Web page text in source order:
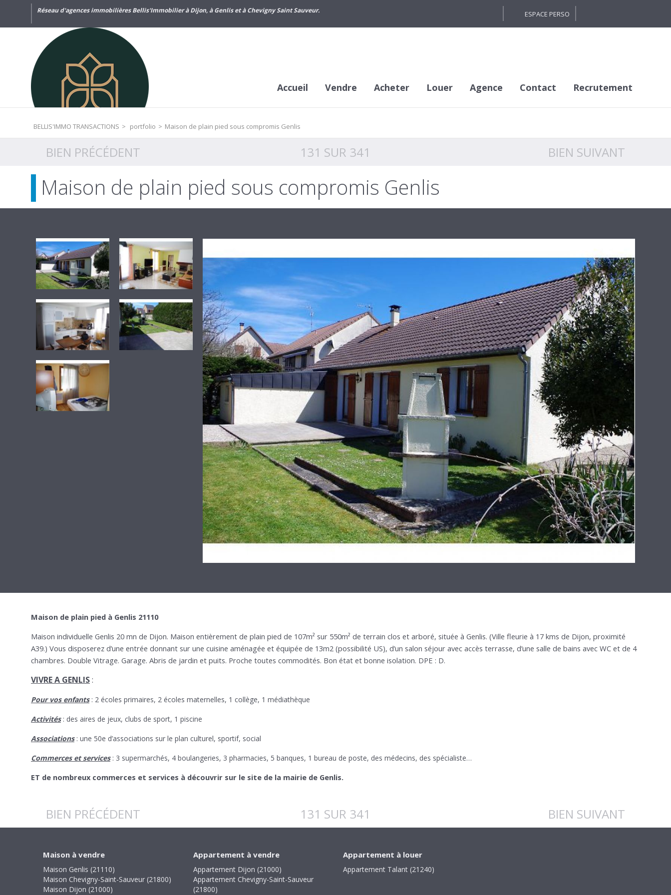
Réseau d'agences immobilières Bellis'Immobilier à Dijon, à Genlis et à Chevigny Saint Sauveur. ESPACE PERSO
Accueil Vendre Acheter Louer Agence Contact Recrutement
BELLIS'IMMO TRANSACTIONS > portfolio > Maison de plain pied sous compromis Genlis
BIEN PRÉCÉDENT 131 SUR 341 BIEN SUIVANT
Maison de plain pied sous compromis Genlis
Maison de plain pied à Genlis 21110
Maison individuelle Genlis 20 mn de Dijon. Maison entièrement de plain pied de 107m² sur 550m² de terrain clos et arboré, située à Genlis. (Ville fleurie à 17 kms de Dijon, proximité
A39.) Vous disposerez d’une entrée donnant sur une cuisine aménagée et équipée de 13m2 (possibilité US), d’un salon séjour avec accès terrasse, d’une salle de bains avec WC et de 4
chambres. Double Vitrage. Garage. Abris de jardin et puits. Proche toutes commodités. Bon état et bonne isolation. DPE : D.
VIVRE A GENLIS:
Pour vos enfants: 2 écoles primaires, 2 écoles maternelles, 1 collège, 1 médiathèque
Activités: des aires de jeux, clubs de sport, 1 piscine
Associations: une 50e d’associations sur le plan culturel, sportif, social
Commerces et services: 3 supermarchés, 4 boulangeries, 3 pharmacies, 5 banques, 1 bureau de poste, des médecins, des spécialiste…
ET de nombreux commerces et services à découvrir sur le site de la mairie de Genlis.
BIEN PRÉCÉDENT 131 SUR 341 BIEN SUIVANT
Maison à vendre
Maison Genlis (21110)
Maison Chevigny-Saint-Sauveur (21800)
Maison Dijon (21000)
Appartement à vendre
Appartement Dijon (21000)
Appartement Chevigny-Saint-Sauveur
(21800)
Appartement à louer
Appartement Talant (21240)